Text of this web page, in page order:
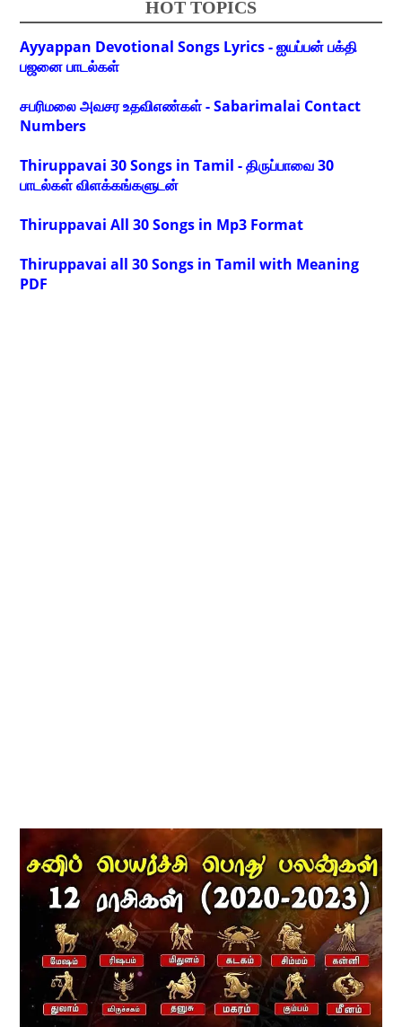
HOT TOPICS
Ayyappan Devotional Songs Lyrics - ஐயப்பன் பக்தி
பஜனை பாடல்கள்
சபரிமலை அவசர உதவிஎண்கள் - Sabarimalai Contact
Numbers
Thiruppavai 30 Songs in Tamil - திருப்பாவை 30
பாடல்கள் விளக்கங்களுடன்
Thiruppavai All 30 Songs in Mp3 Format
Thiruppavai all 30 Songs in Tamil with Meaning
PDF